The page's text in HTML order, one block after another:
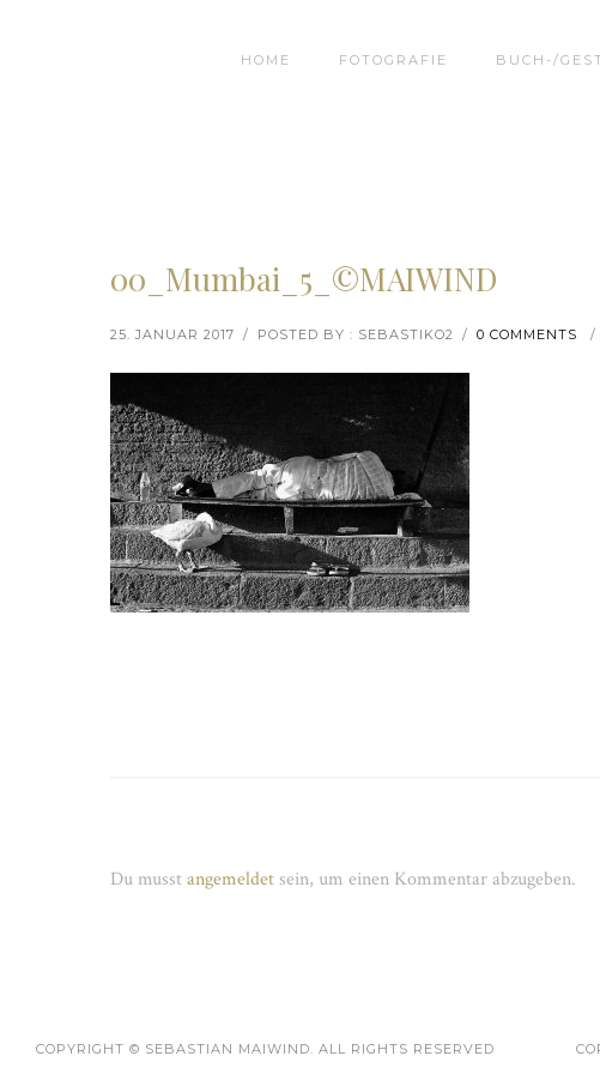
HOME FOTOGRAFIE BUCH-/
00_Mumbai_5_©MAIWIND
25. JANUAR 2017 / POSTED BY : SEBASTIKO2 / 0 COMMENTS /
Du musstangemeldet sein, um einen Kommentar abzugeben.
COPYRIGHT © SEBASTIAN MAIWIND. ALL RIGHTS RESERVED